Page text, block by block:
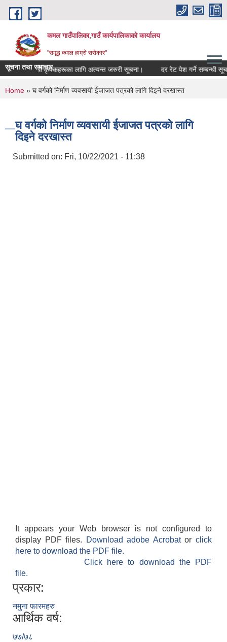
Skip to main content
कमल गाउँपालिका,गाउँ कार्यपालिकाको कार्यालय
"समृद्ध कमल हाम्रो सरोकार"
सूचना तथा समाचार
गर्ने सम्बन्धी कृषकहरूका लागि अत्यन्त जरुरी सूचना। दर रेट पेश गर्ने सम्बन्धी
You are here
Home » घ वर्गको निर्माण व्यवसायी ईजाजत पत्रको लागि दिइने दरखास्त
घ वर्गको निर्माण व्यवसायी ईजाजत पत्रको लागि
दिइने दरखास्त
Submitted on: Fri, 10/22/2021 - 11:38
It appears your Web browser is not configured to
display PDF files.
Download adobe Acrobatorclick
here to download the PDF file.
Click here to download the PDF
file.
प्रकार:
नमुना फारमहरु
आर्थिक वर्ष:
७७/७८